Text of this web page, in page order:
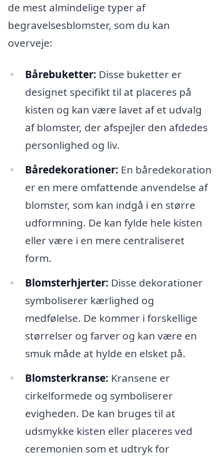
de mest almindelige typer af
begravelsesblomster, som du kan
overveje:
Bårebuketter: Disse buketter er
designet specifikt til at placeres på
kisten og kan være lavet af et udvalg
af blomster, der afspejler den afdedes
personlighed og liv.
Båredekorationer: En båredekoration
er en mere omfattende anvendelse af
blomster, som kan indgå i en større
udformning. De kan fylde hele kisten
eller være i en mere centraliseret
form.
Blomsterhjerter: Disse dekorationer
symboliserer kærlighed og
medfølelse. De kommer i forskellige
størrelser og farver og kan være en
smuk måde at hylde en elsket på.
Blomsterkranse: Kransene er
cirkelformede og symboliserer
evigheden. De kan bruges til at
udsmykke kisten eller placeres ved
ceremonien som et udtryk for